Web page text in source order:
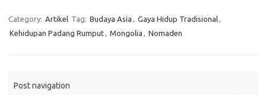
Category: Artikel Tag: Budaya Asia , Gaya Hidup Tradisional,
Kehidupan Padang Rumput, Mongolia , Nomaden
Post navigation